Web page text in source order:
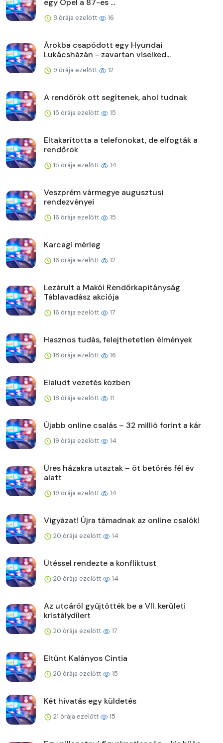
egy Opel a 87-es ...
8 órája ezelőtt 16
Árokba csapódott egy Hyundai
Lukácsházán - zavartan viselked...
9 órája ezelőtt 12
A rendőrök ott segítenek, ahol tudnak
15 órája ezelőtt 15
Eltakarította a telefonokat, de elfogták a
rendőrök
15 órája ezelőtt 14
Veszprém vármegye augusztusi
rendezvényei
16 órája ezelőtt 15
Karcagi mérleg
16 órája ezelőtt 12
Lezárult a Makói Rendőrkapitányság
Táblavadász akciója
16 órája ezelőtt 17
Hasznos tudás, felejthetetlen élmények
18 órája ezelőtt 16
Elaludt vezetés közben
18 órája ezelőtt 11
Újabb online csalás – 32 millió forint a kár
19 órája ezelőtt 14
Üres házakra utaztak – öt betörés fél év
alatt
19 órája ezelőtt 14
Vigyázat! Újra támadnak az online csalók!
20 órája ezelőtt 14
Ütéssel rendezte a konfliktust
20 órája ezelőtt 14
Az utcáról gyűjtötték be a VII. kerületi
kristálydílert
20 órája ezelőtt 17
Eltűnt Kalányos Cintia
20 órája ezelőtt 15
Két hivatás egy küldetés
21 órája ezelőtt 15